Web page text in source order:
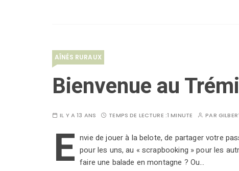
AÎNÉS RURAUX
Bienvenue au
IL Y A 13 ANS TEMPS DE LECTURE :1 MINUTE PAR
E nvie de jouer à la belote, de partager votre
pour les uns, au « scrapbooking » pour les
faire une balade en montagne ? Ou…